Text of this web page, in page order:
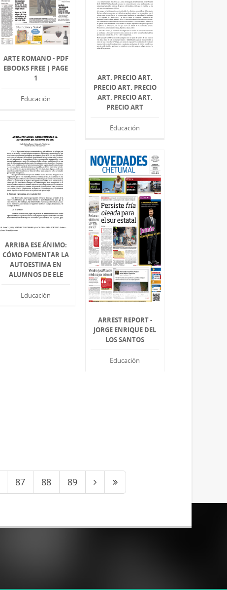
ARTE ROMANO - PDF
EBOOKS FREE | PAGE
1
Educación
ART. PRECIO ART.
PRECIO ART. PRECIO
ART. PRECIO ART.
PRECIO ART
Educación
ARRIBA ESE ÁNIMO:
CÓMO FOMENTAR LA
AUTOESTIMA EN
ALUMNOS DE ELE
Educación
ARREST REPORT -
JORGE ENRIQUE DEL
LOS SANTOS
Educación
87 88 89